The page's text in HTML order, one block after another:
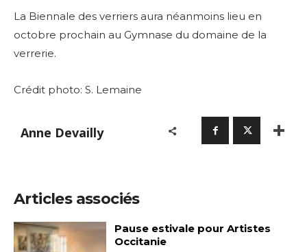
La Biennale des verriers aura néanmoins lieu en
octobre prochain au Gymnase du domaine de la
verrerie.
Crédit photo: S. Lemaine
Anne Devailly
Articles associés
Pause estivale pour Artistes
Occitanie